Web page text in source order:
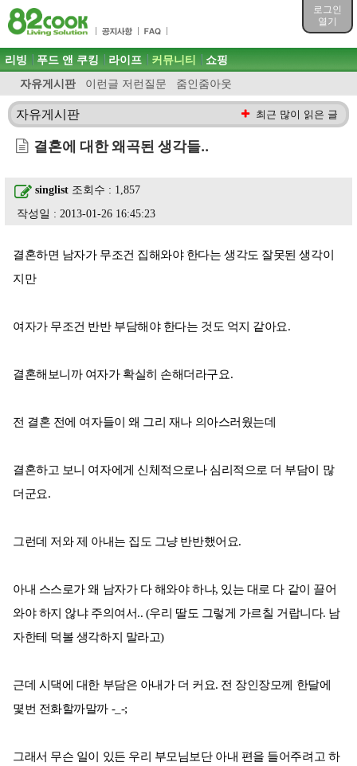
로그인
열기
목차
주메뉴 바로가기
컨텐츠 바로가기
검색 바로가기
로그인 바로가기
주메뉴
리빙 푸드 앤 쿠킹 라이프 커뮤니티
자유게시판 이런글 저런질문 줌인줌아웃
쇼핑
자유게시판 최근 많이 읽은 글
결혼에 대한 왜곡된 생각들..
singlist 조회수 : 1,857
작성일 : 2013-01-26 16:45:23
결혼하면 남자가 무조건 집해와야 한다는 생각도 잘못된 생각이
지만
여자가 무조건 반반 부담해야 한다는 것도 억지 같아요.
결혼해보니까 여자가 확실히 손해더라구요.
전 결혼 전에 여자들이 왜 그리 재나 의아스러웠는데
결혼하고 보니 여자에게 신체적으로나 심리적으로 더 부담이 많
더군요.
그런데 저와 제 아내는 집도 그냥 반반했어요.
아내 스스로가 왜 남자가 다 해와야 하냐, 있는 대로 다 같이 끌어
와야 하지 않냐 주의여서.. (우리 딸도 그렇게 가르칠 거랍니다. 남
자한테 덕볼 생각하지 말라고)
근데 시댁에 대한 부담은 아내가 더 커요. 전 장인장모께 한달에
몇번 전화할까말까 -_-;
그래서 무슨 일이 있든 우리 부모님보단 아내 편을 들어주려고 하